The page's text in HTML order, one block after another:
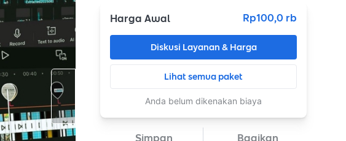
Harga Awal Rp100,0 rb
Diskusi Layanan & Harga
Lihat semua paket
Anda belum dikenakan biaya
Simpan Bagikan